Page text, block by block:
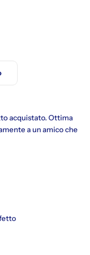
un pagamento
valore include
acquistato. Ottima
a un amico che